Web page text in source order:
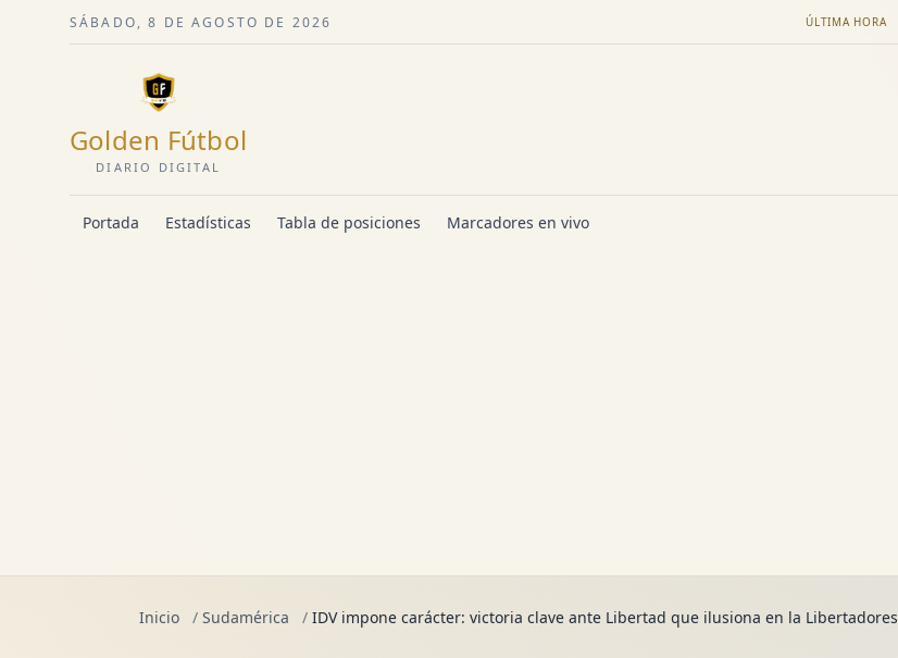
SÁBADO, 8 DE AGOSTO DE 2026 ÚLTIMA HORA
Golden Fútbol
DIARIO DIGITAL
Portada Estadísticas Tabla de posiciones Marcadores en vivo
Inicio / Sudamérica / IDV impone carácter: victoria clave ante Libertad que ilusiona en la Libertadores